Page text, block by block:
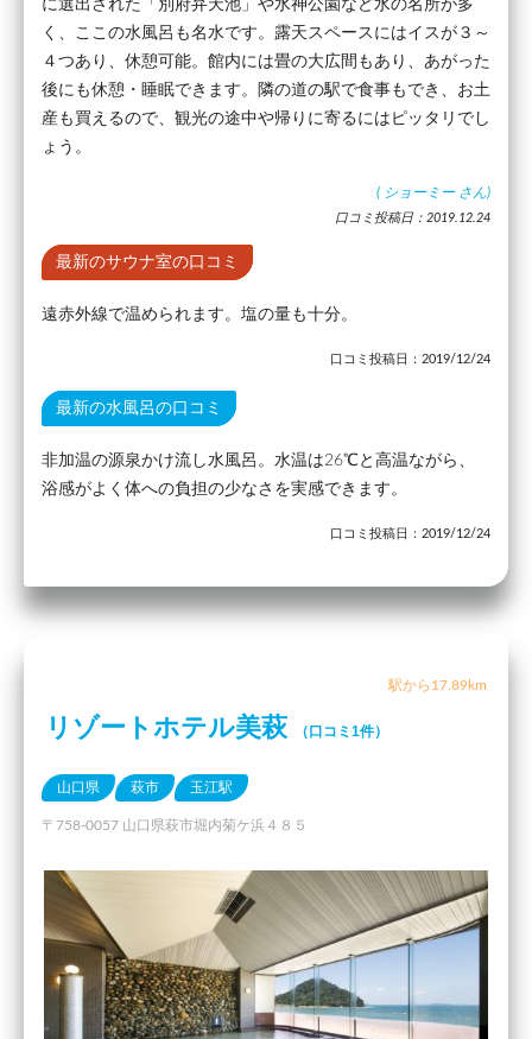
に選出された「別府弁天池」や水神公園など水の名所が多
く、ここの水風呂も名水です。露天スペースにはイスが３～
４つあり、休憩可能。館内には畳の大広間もあり、あがった
後にも休憩・睡眠できます。隣の道の駅で食事もでき、お土
産も買えるので、観光の途中や帰りに寄るにはピッタリでし
ょう。
( ショーミー さん)
口コミ投稿日：2019.12.24
最新のサウナ室の口コミ
遠赤外線で温められます。塩の量も十分。
口コミ投稿日：2019/12/24
最新の水風呂の口コミ
非加温の源泉かけ流し水風呂。水温は26℃と高温ながら、
浴感がよく体への負担の少なさを実感できます。
口コミ投稿日：2019/12/24
駅から17.89km
リゾートホテル美萩 （口コミ1件）
山口県 萩市 玉江駅
〒758-0057 山口県萩市堀内菊ケ浜４８５